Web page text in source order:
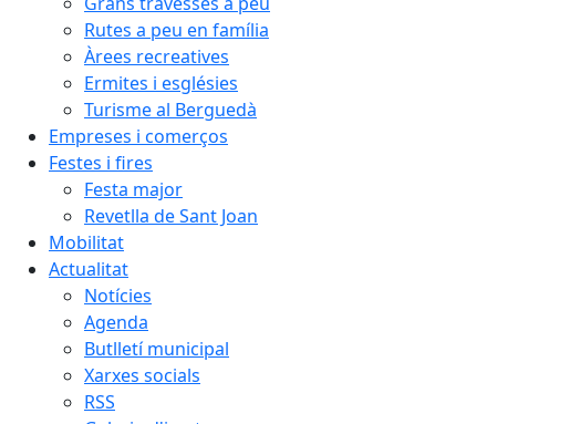
Rutes a peu en família
Àrees recreatives
Ermites i esglésies
Turisme al Berguedà
Empreses i comerços
Festes i fires
Festa major
Revetlla de Sant Joan
Mobilitat
Actualitat
Notícies
Agenda
Butlletí municipal
Xarxes socials
RSS